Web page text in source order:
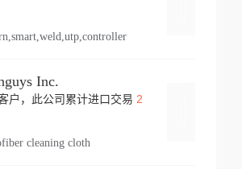
Inc.
户，此公司累计进口交易 2
cleaning cloth